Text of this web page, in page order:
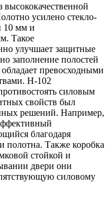
высококачественной
усилено стекло-
10 мм и
Такое
улучшает защитные
заполнение полостей
превосходными
Н-102
силовым
свойств был
решений. Например,
благодаря
полотна. Также коробка
стойкой и
двери они
силовому